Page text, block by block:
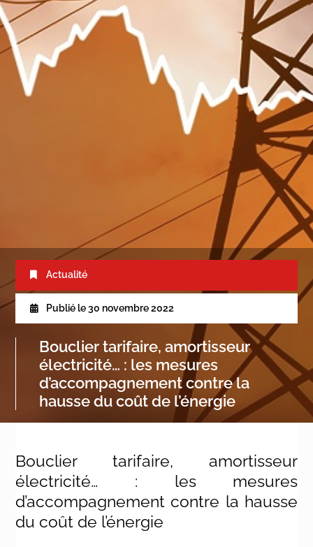
Actualité
Publié le 30 novembre 2022
Bouclier tarifaire, amortisseur
électricité… : les mesures
d’accompagnement contre la
hausse du coût de l’énergie
Bouclier tarifaire, amortisseur
électricité… : les mesures
d’accompagnement contre la hausse
du coût de l’énergie